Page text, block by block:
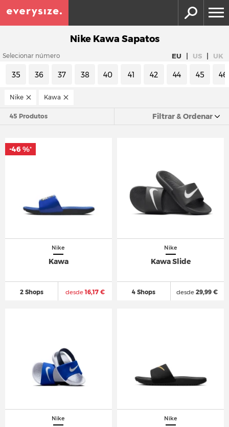
Nike Kawa Sapatos
Selecionar número EU | US | UK
35 36 37 38 40 41 42 44 45 46
Nike Kawa
45 Produtos Filtrar & Ordenar
Nike
Kawa
2 Shops desde16,17 €
-46 %*
Nike
Kawa Slide
4 Shops desde 29,99 €
Nike Nike